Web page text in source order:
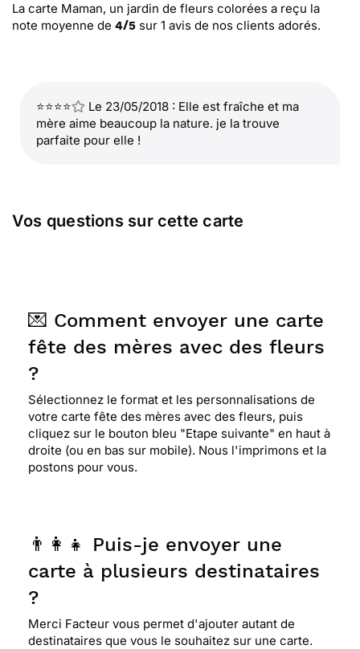
La carte Maman, un jardin de fleurs colorées a reçu la
note moyenne de 4/5 sur 1 avis de nos clients adorés.
⭐⭐⭐⭐
Le 23/05/2018 : Elle est fraîche et ma
mère aime beaucoup la nature. je la trouve
parfaite pour elle !
Vos questions sur cette carte
💌 Comment envoyer une carte
fête des mères avec des fleurs
?
Sélectionnez le format et les personnalisations de
votre carte fête des mères avec des fleurs, puis
cliquez sur le bouton bleu "Etape suivante" en haut à
droite (ou en bas sur mobile). Nous l'imprimons et la
postons pour vous.
👨‍👩‍👧 Puis-je envoyer une
carte à plusieurs destinataires
?
Merci Facteur vous permet d'ajouter autant de
destinataires que vous le souhaitez sur une carte.